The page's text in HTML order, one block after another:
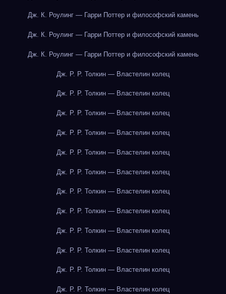
Дж. К. Роулинг — Гарри Поттер и философский камень
Дж. К. Роулинг — Гарри Поттер и философский камень
Дж. К. Роулинг — Гарри Поттер и философский камень
Дж. Р. Р. Толкин — Властелин колец
Дж. Р. Р. Толкин — Властелин колец
Дж. Р. Р. Толкин — Властелин колец
Дж. Р. Р. Толкин — Властелин колец
Дж. Р. Р. Толкин — Властелин колец
Дж. Р. Р. Толкин — Властелин колец
Дж. Р. Р. Толкин — Властелин колец
Дж. Р. Р. Толкин — Властелин колец
Дж. Р. Р. Толкин — Властелин колец
Дж. Р. Р. Толкин — Властелин колец
Дж. Р. Р. Толкин — Властелин колец
Дж. Р. Р. Толкин — Властелин колец